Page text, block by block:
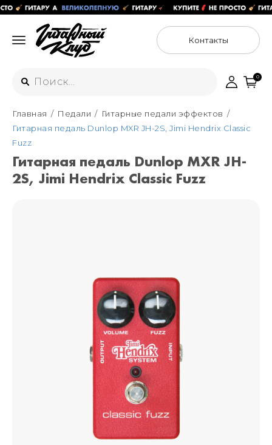
Контакты
Интернет-магазин
+7 (925) 125-54-44
+7 (925) 176-55-65
ул. Большая Новодмитровская 36с15,
Санкт-Петербург
0
Главная Педали
Гитарные педали эффектов
Гитарная педаль Dunlop MXR JH-2S, Jimi Hendrix Classic
Fuzz
Гитарная педаль Dunlop MXR JH-
2S, Jimi Hendrix Classic Fuzz